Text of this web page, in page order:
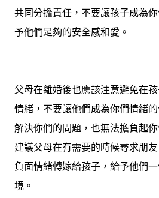
共同分擔責任，不要讓孩子成為
予他們足夠的安全感和愛。
父母在離婚後也應該注意避免在
情緒，不要讓他們成為你們情緒
解決你們的問題，也無法擔負起
建議父母在有需要的時候尋求朋
負面情緒轉嫁給孩子，給予他們
境。